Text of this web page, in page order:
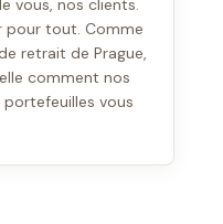
pour tout. Comme
retrait de Prague,
comment nos
vous